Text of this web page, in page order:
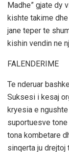
Madhe” gjate dy
kishte takime
jane teper te
kishin vendin ne
FALENDERIME
Te nderuar
Suksesi i kesaj
kryesia e
suportuesve
tona kombetare
sinqerta ju drejtoj